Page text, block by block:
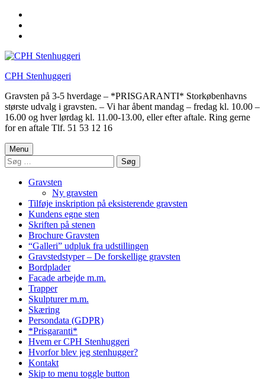
content
footer
CPH Stenhuggeri
Gravsten på 3-5 hverdage – *PRISGARANTI* Storkøbenhavns
største udvalg i gravsten. – Vi har åbent mandag – fredag kl. 10.00 –
16.00 og hver lørdag kl. 11.00-13.00, eller efter aftale. Ring gerne
for en aftale Tlf. 51 53 12 16
Menu
Søg
efter:
Gravsten
Ny gravsten
Tilføje inskription på eksisterende gravsten
Kundens egne sten
Skriften på stenen
Brochure Gravsten
“Galleri” udpluk fra udstillingen
Gravstedstyper – De forskellige gravsten
Bordplader
Facade arbejde m.m.
Trapper
Skulpturer m.m.
Skæring
Persondata (GDPR)
*Prisgaranti*
Hvem er CPH Stenhuggeri
Hvorfor blev jeg stenhugger?
Kontakt
Skip to menu toggle button